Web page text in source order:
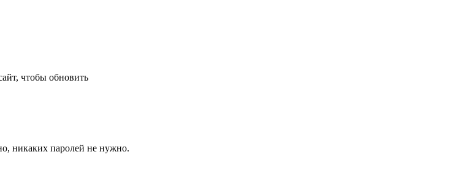
чтобы обновить
никаких паролей не нужно.